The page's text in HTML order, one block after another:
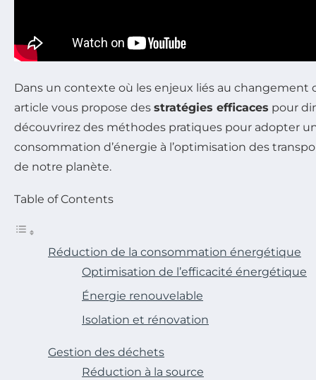
Dans un contexte où les enjeux liés au
article vous propose des stratégies efficaces pour
découvrirez des méthodes pratiques pour adopter
consommation d’énergie à l’optimisation des
de notre planète.
Table of Contents
Réduction de la consommation énergétique
Optimisation de l’efficacité énergétique
Énergie renouvelable
Isolation et rénovation
Gestion des déchets
Réduction à la source